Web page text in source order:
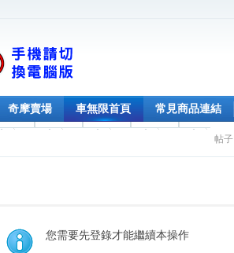
奇摩賣場 車無限首頁 常見商品連結
帖子
您需要先登錄才能繼續本操作